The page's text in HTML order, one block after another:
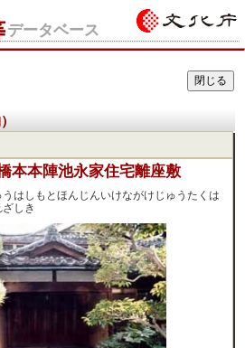
データベース
橋本本陣池永家住宅離座敷
うはしもとほんじんいけながけじゅうたくは
しき